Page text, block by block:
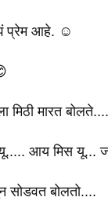
प्रेम आहे. ☺️
मिठी मारत बोलते....
आय मिस यू...
सोडवत बोलतो....